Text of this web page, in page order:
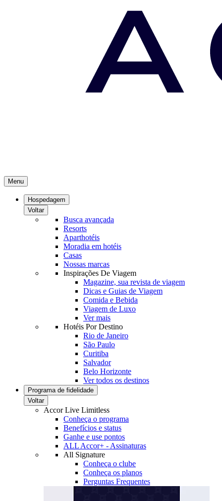
Menu
Hospedagem
Voltar
Busca avançada
Resorts
Aparthotéis
Moradia em hotéis
Casas
Nossas marcas
Inspirações De Viagem
Magazine, sua revista de viagem
Dicas e Guias de Viagem
Comida e Bebida
Viagem de Luxo
Ver mais
Hotéis Por Destino
Rio de Janeiro
São Paulo
Curitiba
Salvador
Belo Horizonte
Ver todos os destinos
Programa de fidelidade
Voltar
Accor Live Limitless
Conheça o programa
Benefícios e status
Ganhe e use pontos
ALL Accor+ - Assinaturas
All Signature
Conheça o clube
Conheça os planos
Perguntas Frequentes